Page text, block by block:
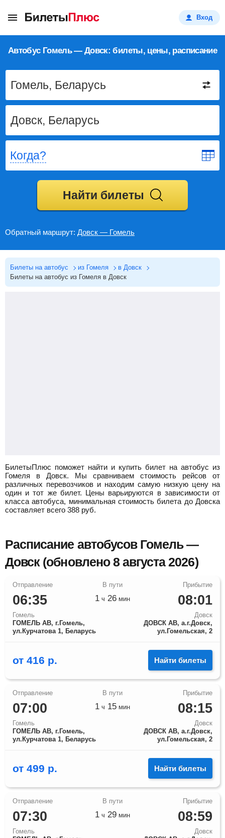
Вход
Автобус Гомель — Довск: билеты, цены, расписание
Когда?
Найти билеты
Обратный маршрут: Довск — Гомель
Билеты на автобус из Гомеля
в Довск
Билеты на автобус из Гомеля в Довск
БилетыПлюс поможет найти и купить билет на автобус из
Гомеля в Довск.
Мы сравниваем стоимость рейсов от
различных перевозчиков и находим самую низкую цену на
один и тот же билет. Цены варьируются в зависимости от
класса автобуса, минимальная стоимость билета до Довска
составляет всего 388 руб.
Расписание автобусов Гомель —
Довск (обновлено 8 августа 2026)
06:35
Гомель
ГОМЕЛЬ АВ, г.Гомель,
ул.Курчатова 1, Беларусь
08:01
Довск
ДОВСК АВ, а.г.Довск,
ул.Гомельская, 2
1 ч 26 мин
от 416 р. Найти билеты
07:00
Гомель
ГОМЕЛЬ АВ, г.Гомель,
ул.Курчатова 1, Беларусь
08:15
Довск
ДОВСК АВ, а.г.Довск,
ул.Гомельская, 2
1 ч 15 мин
от 499 р. Найти билеты
07:30
Гомель
08:59
Довск
1 ч 29 мин